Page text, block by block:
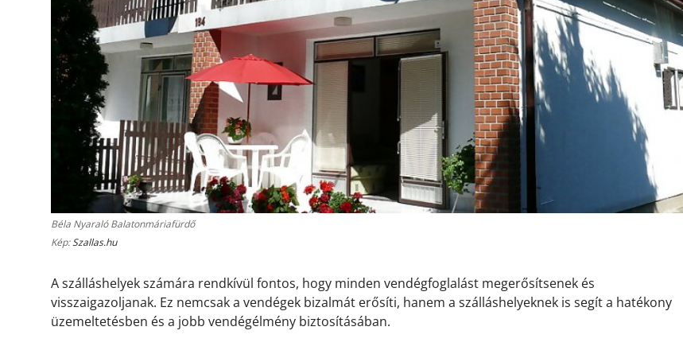
Béla Nyaraló Balatonmáriafürdő
Kép:Szallas.hu
A szálláshelyek számára rendkívül fontos, hogy minden vendégfoglalást megerősítsenek és
visszaigazoljanak. Ez nemcsak a vendégek bizalmát erősíti, hanem a szálláshelyeknek is segít a hatékony
üzemeltetésben és a jobb vendégélmény biztosításában.